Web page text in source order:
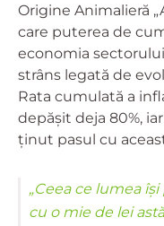
Origine Animalieră
care puterea de
economia
strâns legată de
Rata cumulată a
depășit deja 80%,
ținut pasul cu
„Ceea ce lumea
cu o mie de lei